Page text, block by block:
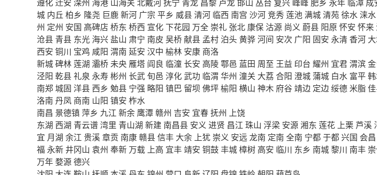
城 内丘 柏乡 隆尧 巨鹿新河 广宗 平乡 威县清河 临西 南宫 沙河竞秀莲池 满城清苑徐水 涞水
州 定州 安国 高碑店 桥东 桥西 宣化下花园 万全 崇礼 张北 康保 沽源 尚义 蔚县 阳原 怀安 怀来
沧县 青县 东光 海兴 盐山 肃宁 南皮 吴桥献县 孟村 泊头黄骅河间 安次 广阳 固安 永清 香河
西安 铜川 宝鸡 咸阳 渭南 延安 汉中 榆林 安康 商洛
新城碑林莲湖 灞桥未央 雁塔 阎良 临潼 长安 高陵鄠邑 蓝田 周至 王益 印台 耀州 宜君渭滨
泾阳 乾县礼泉 永寿彬州 长武旬邑 淳化武功 临渭 华州 潼关 大荔 合阳 澄城蒲城 白水 富平
南郑城固 洋县 西乡 勉县 宁强 略阳 镇巴 留坝 佛坪榆阳 横山 神木 府谷靖边 定边绥德 米脂
洛南 丹凤 商南 山阳 镇安 柞水
南昌 景德镇萍乡 九江 新余 鹰潭赣州 吉安 宜春抚州 上饶
东湖 西湖 青云谱湾里 青山湖 新建 南昌县 安义 进贤 昌江 珠山 浮梁 安源湘东 莲花 上栗 芦溪
宜 月湖 余江 贵溪章贡 南康赣县信丰 大余 上犹 崇义 安远 龙南 定南 全南 宁都于都兴国 会昌
福 永新 井冈山 袁州 奉新 万载 上高 宜丰靖安 铜鼓丰城樟树 高安 临川 东乡 南城黎川 南丰
万年婺源德兴